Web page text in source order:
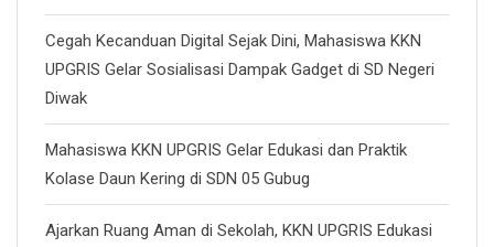
Cegah Kecanduan Digital Sejak Dini, Mahasiswa KKN
UPGRIS Gelar Sosialisasi Dampak Gadget di SD Negeri
Diwak
Mahasiswa KKN UPGRIS Gelar Edukasi dan Praktik
Kolase Daun Kering di SDN 05 Gubug
Ajarkan Ruang Aman di Sekolah, KKN UPGRIS Edukasi